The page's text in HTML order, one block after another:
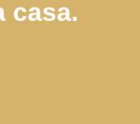
casa.